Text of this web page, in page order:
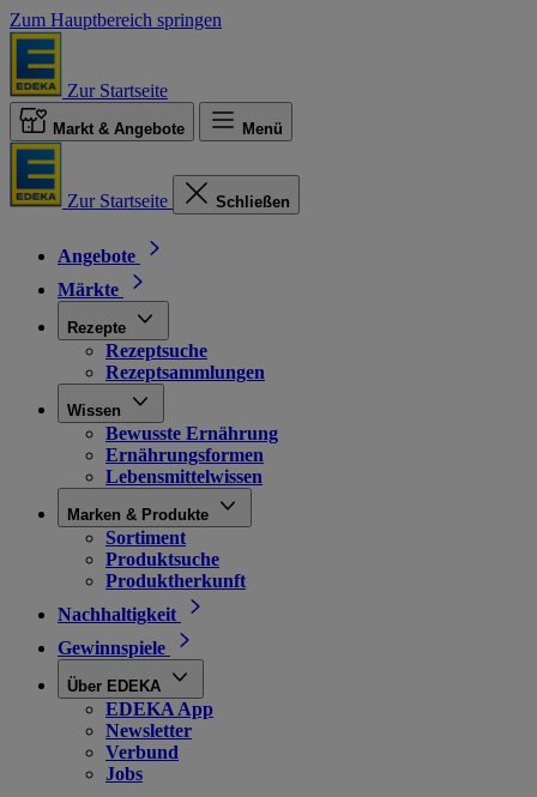
Zum Hauptbereich springen
Zur Startseite
Markt & Angebote Menü
Zur Startseite Schließen
Angebote
Märkte
Rezepte
Rezeptsuche
Rezeptsammlungen
Wissen
Bewusste Ernährung
Ernährungsformen
Lebensmittelwissen
Marken & Produkte
Sortiment
Produktsuche
Produktherkunft
Nachhaltigkeit
Gewinnspiele
Über EDEKA
EDEKA App
Newsletter
Verbund
Jobs